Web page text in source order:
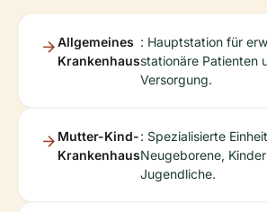
Allgemeines
Krankenhaus
: Hauptstation für
stationäre Patienten
Versorgung.
Mutter-Kind-
Krankenhaus
: Spezialisierte
Neugeborene,
Jugendliche.